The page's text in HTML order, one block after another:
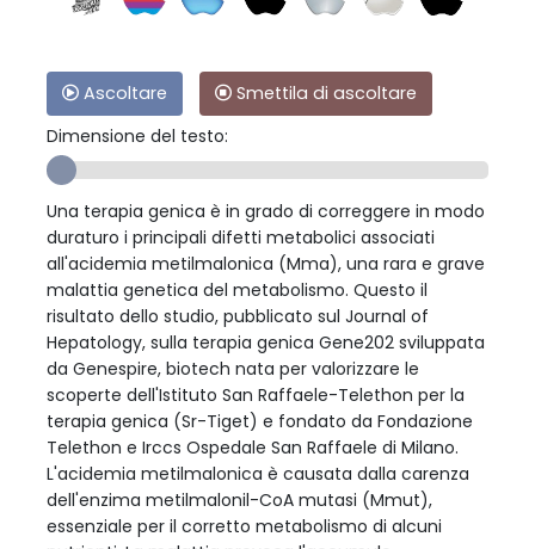
Ascoltare
Smettila di ascoltare
Dimensione del testo:
Una terapia genica è in grado di correggere in modo
duraturo i principali difetti metabolici associati
all'acidemia metilmalonica (Mma), una rara e grave
malattia genetica del metabolismo. Questo il
risultato dello studio, pubblicato sul Journal of
Hepatology, sulla terapia genica Gene202 sviluppata
da Genespire, biotech nata per valorizzare le
scoperte dell'Istituto San Raffaele-Telethon per la
terapia genica (Sr-Tiget) e fondato da Fondazione
Telethon e Irccs Ospedale San Raffaele di Milano.
L'acidemia metilmalonica è causata dalla carenza
dell'enzima metilmalonil-CoA mutasi (Mmut),
essenziale per il corretto metabolismo di alcuni